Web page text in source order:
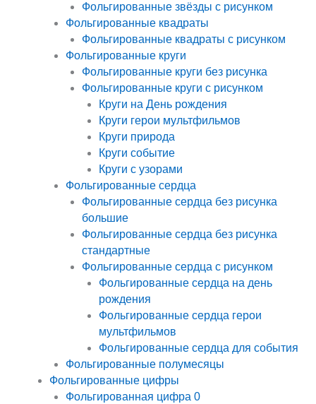
Фольгированные звёзды с рисунком
Фольгированные квадраты
Фольгированные квадраты с рисунком
Фольгированные круги
Фольгированные круги без рисунка
Фольгированные круги с рисунком
Круги на День рождения
Круги герои мультфильмов
Круги природа
Круги событие
Круги с узорами
Фольгированные сердца
Фольгированные сердца без рисунка
большие
Фольгированные сердца без рисунка
стандартные
Фольгированные сердца с рисунком
Фольгированные сердца на день
рождения
Фольгированные сердца герои
мультфильмов
Фольгированные сердца для события
Фольгированные полумесяцы
Фольгированные цифры
Фольгированная цифра 0